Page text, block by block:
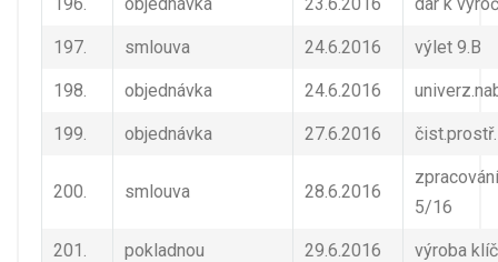
197. smlouva 24.6.2016 výlet 9.B
198. objednávka 24.6.2016
199. objednávka 27.6.2016 čist.prostř.
200. smlouva 28.6.2016
5/16
201. pokladnou 29.6.2016 výroba